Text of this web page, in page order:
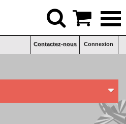
Connexion
Contactez-nous
 
